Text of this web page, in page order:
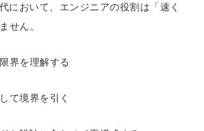
において、エンジニアの役割は「速く
せん。
界を理解する
て境界を引く